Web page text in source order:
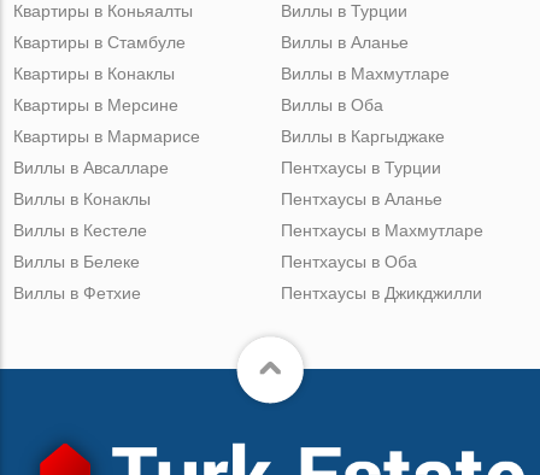
Квартиры в Коньяалты
Квартиры в Стамбуле
Квартиры в Конаклы
Квартиры в Мерсине
Квартиры в Мармарисе
Виллы в Турции
Виллы в Аланье
Виллы в Махмутларе
Виллы в Оба
Виллы в Каргыджаке
Виллы в Авсалларе
Виллы в Конаклы
Виллы в Кестеле
Виллы в Белеке
Виллы в Фетхие
Пентхаусы в Турции
Пентхаусы в Аланье
Пентхаусы в Махмутларе
Пентхаусы в Оба
Пентхаусы в Джикджилли